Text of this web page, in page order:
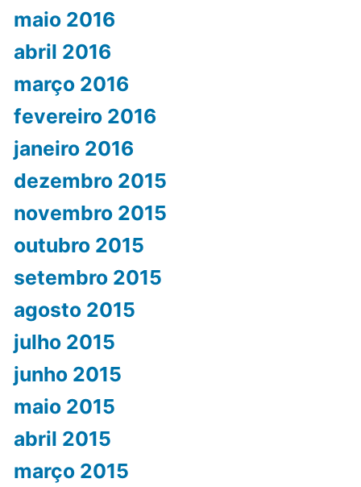
maio 2016
abril 2016
março 2016
fevereiro 2016
janeiro 2016
dezembro 2015
novembro 2015
outubro 2015
setembro 2015
agosto 2015
julho 2015
junho 2015
maio 2015
abril 2015
março 2015